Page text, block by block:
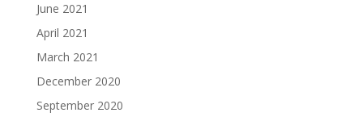
June 2021
April 2021
March 2021
December 2020
September 2020